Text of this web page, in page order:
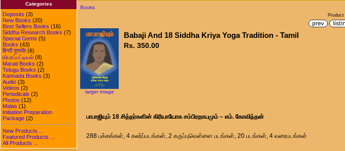
Categories
Deposits (3)
New Books (20)
Best Sellers Books (16)
Siddha Research Books (7)
Special Gems (5)
Books (43)
हिन्दी पुस्तकें(6)
விபரப்பட்டியல் (8)
Marati Books (2)
Telugu Books (2)
Kannada Books (3)
Audio (3)
Videos (2)
Periodicals (2)
Photos (12)
Malas (1)
Initiation Preparation
Package (2)
New Products ...
Featured Products ...
All Products ...
Books
Product
larger image
Babaji And 18 Siddha Kriya Yoga Tradition - Tamil
Rs. 350.00
பாபாஜியும் 18 சித்தர்களின் கிரியாயோக சம்பிரதாயமும் – எம். கோவிந்தன்
288 பக்கங்கள், 4 கலர்ப்படங்கள், 2 கருப்புவெள்ளை படங்கள், 20 படங்கள், 4 வரைபடங்கள்